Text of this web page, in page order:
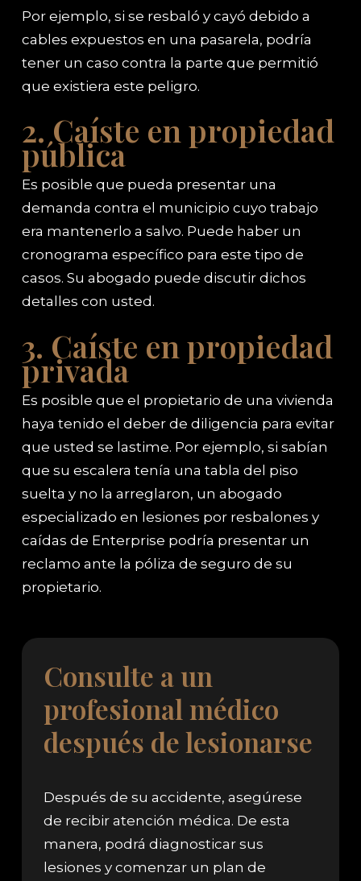
Por ejemplo, si se resbaló y cayó debido a
cables expuestos en una pasarela, podría
tener un caso contra la parte que permitió
que existiera este peligro.
2. Caíste en propiedad
pública
Es posible que pueda presentar una
demanda contra el municipio cuyo trabajo
era mantenerlo a salvo. Puede haber un
cronograma específico para este tipo de
casos. Su abogado puede discutir dichos
detalles con usted.
3. Caíste en propiedad
privada
Es posible que el propietario de una vivienda
haya tenido el deber de diligencia para evitar
que usted se lastime. Por ejemplo, si sabían
que su escalera tenía una tabla del piso
suelta y no la arreglaron, un abogado
especializado en lesiones por resbalones y
caídas de Enterprise podría presentar un
reclamo ante la póliza de seguro de su
propietario.
Consulte a un
profesional médico
después de lesionarse
Después de su accidente, asegúrese
de recibir atención médica. De esta
manera, podrá diagnosticar sus
lesiones y comenzar un plan de